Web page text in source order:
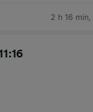
2 h 16 min,